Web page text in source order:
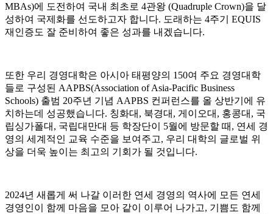
MBAs)에 도전하여 국내 최초로 4관왕 (Quadruple Crown)을 달
성하여 국제화를 선도하고자 합니다. 도래하는 4주기 EQUIS
재인증도 잘 준비하여 좋은 성과를 내겠습니다.
또한 우리 경영대학은 아시아 태평양의 150여 주요 경영대학
들로 구성된 AAPBS(Association of Asia-Pacific Business
Schools) 출범 20주년 기념 AAPBS 컨퍼런스를 올 상반기에 유
치하는데 성공했습니다. 칭화대, 북경대, 게이오대, 홍콩대, 국
립싱가폴대, 국립대만대 등 학장단이 5월에 방문할 때, 연세 경
영의 세계적인 교육 수준을 보여주고, 우리 대학의 글로벌 위
상을 더욱 높이는 최고의 기회가 될 것입니다.
2024년 새롭게 써 나갈 이러한 연세 경영의 역사에 모든 연세
경영인이 함께 마음을 모아 같이 이루어 나가고, 기쁨도 함께